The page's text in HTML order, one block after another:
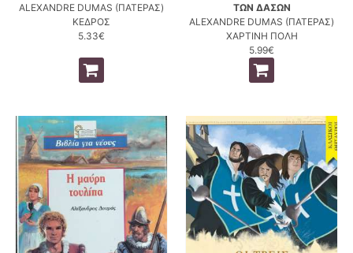
ALEXANDRE DUMAS (ΠΑΤΕΡΑΣ)
ΚΕΔΡΟΣ
5.33€
ΤΩΝ ΔΑΣΩΝ
ALEXANDRE DUMAS (ΠΑΤΕΡΑΣ)
ΧΑΡΤΙΝΗ ΠΟΛΗ
5.99€